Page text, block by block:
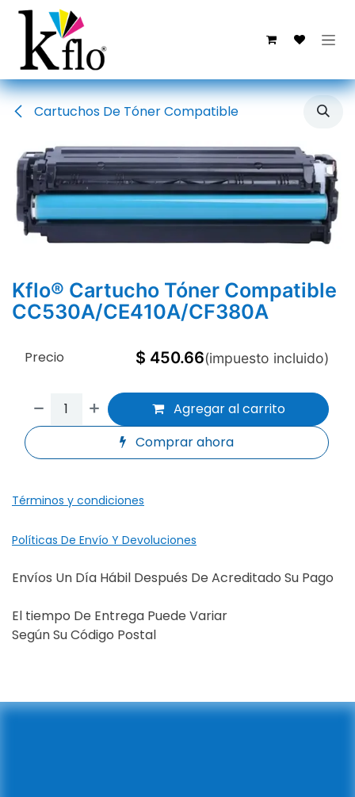
Ir al contenido
Cartuchos De Tóner Compatible
Kflo® Cartucho Tóner Compatible
CC530A/CE410A/CF380A
Agregar al carrito
Comprar ahora
Precio $ 450.66(impuesto incluido)
Términos y condiciones
Políticas De Envío Y Devoluciones
Envíos Un Día Hábil Después De Acreditado Su Pago
El tiempo De Entrega Puede Variar
Según Su Código Postal